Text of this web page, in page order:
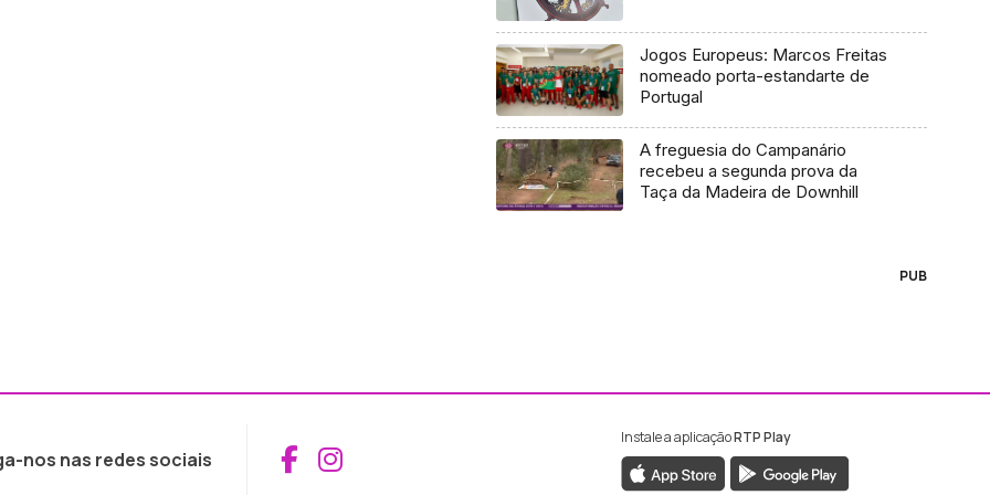
Jogos Europeus: Marcos Freitas
nomeado porta-estandarte de
Portugal
A freguesia do Campanário
recebeu a segunda prova da
Taça da Madeira de Downhill
PUB
nos nas redes sociais Aceder ao Facebook da RTP Madeira
Aceder ao Instagram da RTP Madeira
Instale a aplicaçãoRTP Play